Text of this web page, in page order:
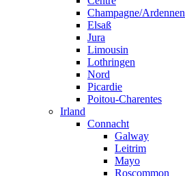
Champagne/Ardennen
Elsaß
Jura
Limousin
Lothringen
Nord
Picardie
Poitou-Charentes
Irland
Connacht
Galway
Leitrim
Mayo
Roscommon